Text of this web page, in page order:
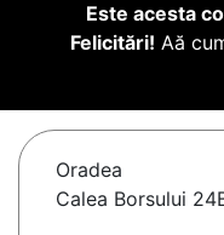
Este acesta
Felicitări! Aă
Oradea
Calea Borsului